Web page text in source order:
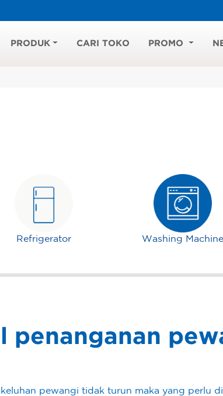
PRODUK CARI TOKO PROMO
Refrigerator Washing Machine
penanganan
pewangi tidak turun maka yang perlu